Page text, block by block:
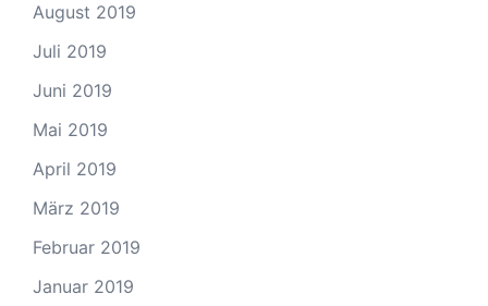
August 2019
Juli 2019
Juni 2019
Mai 2019
April 2019
März 2019
Februar 2019
Januar 2019